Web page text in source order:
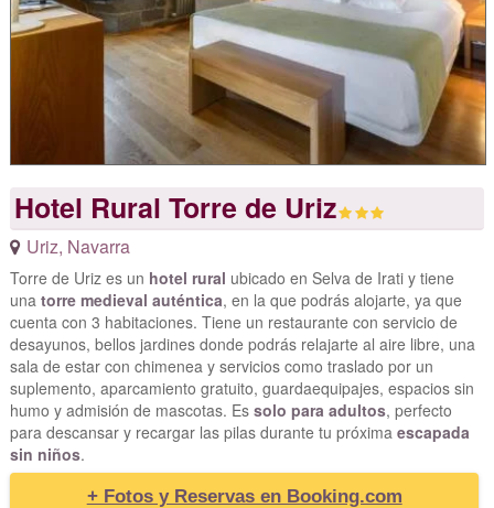
Hotel Rural Torre de Uriz
Uriz, Navarra
Torre de Uriz es un hotel rural ubicado en Selva de Irati y tiene
una torre medieval auténtica, en la que podrás alojarte, ya que
cuenta con 3 habitaciones. Tiene un restaurante con servicio de
desayunos, bellos jardines donde podrás relajarte al aire libre, una
sala de estar con chimenea y servicios como traslado por un
suplemento, aparcamiento gratuito, guardaequipajes, espacios sin
humo y admisión de mascotas. Es solo para adultos, perfecto
para descansar y recargar las pilas durante tu próxima escapada
sin niños.
+ Fotos y Reservas en Booking.com